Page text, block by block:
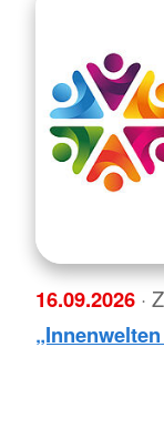
16.09.2026 ·